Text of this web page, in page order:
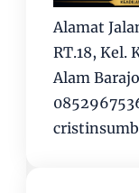
Alamat
RT.18, Kel.
Alam